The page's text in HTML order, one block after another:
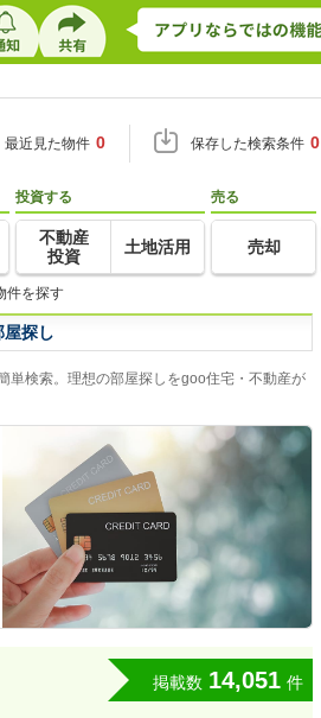
最近見た物件 0 保存した検索条件 0
投資する
不動産
投資
土地活用
売る
売却
件を探す
探し
単検索。理想の部屋探しをgoo住宅・不動産が
掲載数 14,051 件